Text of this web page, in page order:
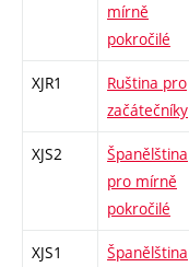
mírně
pokročilé
XJR1
Ruština pro
začátečníky
XJS2
Španělština
pro mírně
pokročilé
XJS1
Španělština